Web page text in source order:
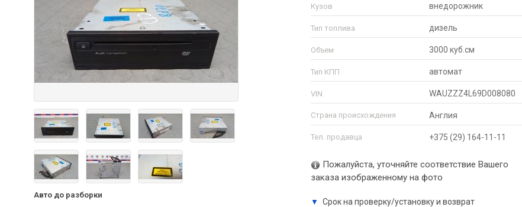
Авто до разборки
Кузов внедорожник
Тип топлива дизель
Объем 3000 куб.см
Тип КПП автомат
VIN WAUZZZ4L69D008080
Страна происхождения Англия
Тел. продавца +375 (29) 164-11-11
Пожалуйста, уточняйте соответствие Вашего
заказа изображенному на фото
▼ Срок на проверку/установку и возврат